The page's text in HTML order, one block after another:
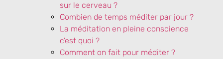
sur le cerveau ?
Combien de temps méditer par jour ?
La méditation en pleine conscience
c’est quoi ?
Comment on fait pour méditer ?